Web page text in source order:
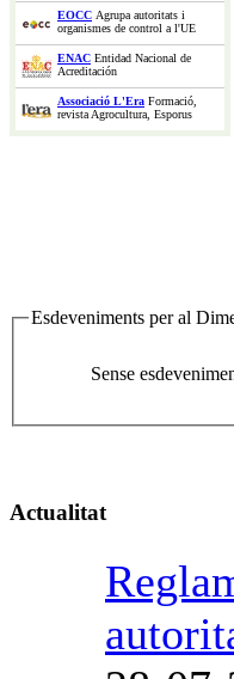
EOCC Agrupa autoritats i
organismes de control a l'UE
ENAC Entidad Nacional de
Acreditación
Associació L'Era Formació,
revista Agrocultura, Esporus
Esdeveniments per al
Sense
Actualitat